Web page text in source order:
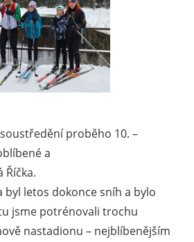
proběho 10. –
a
Říčka.
byl letos dokonce sníh a bylo
jsme potrénovali trochu
nastadionu – nejblíbenějším